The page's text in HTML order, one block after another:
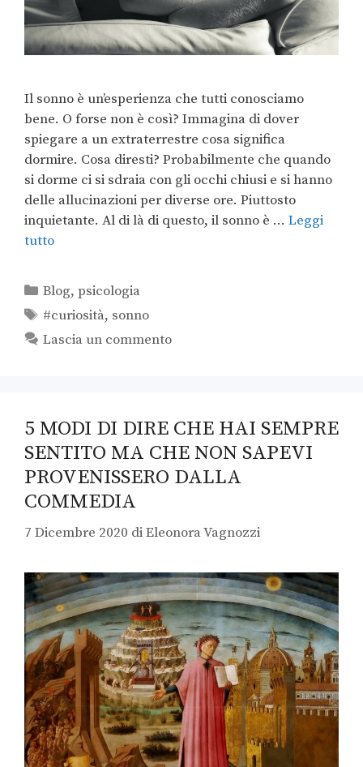
Il sonno è un’esperienza che tutti conosciamo
bene. O forse non è così? Immagina di dover
spiegare a un extraterrestre cosa significa
dormire. Cosa diresti? Probabilmente che quando
si dorme ci si sdraia con gli occhi chiusi e si hanno
delle allucinazioni per diverse ore. Piuttosto
inquietante. Al di là di questo, il sonno è … Leggi
tutto
Blog,psicologia
#curiosità, sonno
Lascia un commento
5 MODI DI DIRE CHE HAI SEMPRE
SENTITO MA CHE NON SAPEVI
PROVENISSERO DALLA
COMMEDIA
7 Dicembre 2020 diEleonora Vagnozzi